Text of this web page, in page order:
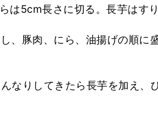
は5cm長さに切る。長芋はす
、豚肉、にら、油揚げの順に
なりしてきたら長芋を加え、